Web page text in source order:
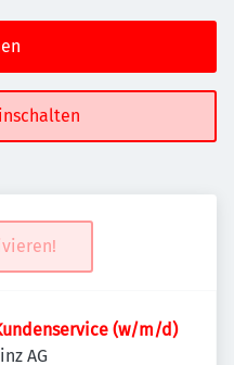
(w/m/d)
AG